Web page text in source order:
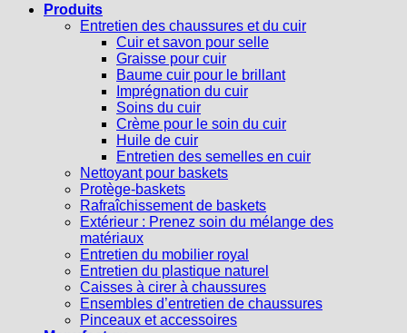
Produits
Entretien des chaussures et du cuir
Cuir et savon pour selle
Graisse pour cuir
Baume cuir pour le brillant
Imprégnation du cuir
Soins du cuir
Crème pour le soin du cuir
Huile de cuir
Entretien des semelles en cuir
Nettoyant pour baskets
Protège-baskets
Rafraîchissement de baskets
Extérieur : Prenez soin du mélange des
matériaux
Entretien du mobilier royal
Entretien du plastique naturel
Caisses à cirer à chaussures
Ensembles d’entretien de chaussures
Pinceaux et accessoires